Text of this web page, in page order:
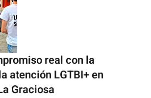
real con la
atención LGTBI+ en
Graciosa